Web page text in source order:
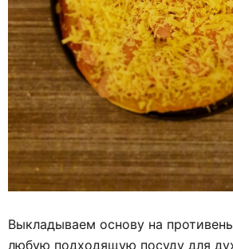
Выкладываем основу на
любую подходящую посуду для